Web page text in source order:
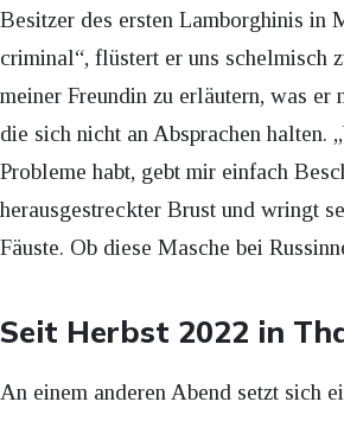
Besitzer des ersten Lamborghinis in
criminal“, flüstert er uns schelmisch
meiner Freundin zu erläutern, was
die sich nicht an Absprachen halten.
Probleme habt, gebt mir einfach
herausgestreckter Brust und wringt
Fäuste. Ob diese Masche bei
Seit Herbst 2022 in
An einem anderen Abend setzt sich